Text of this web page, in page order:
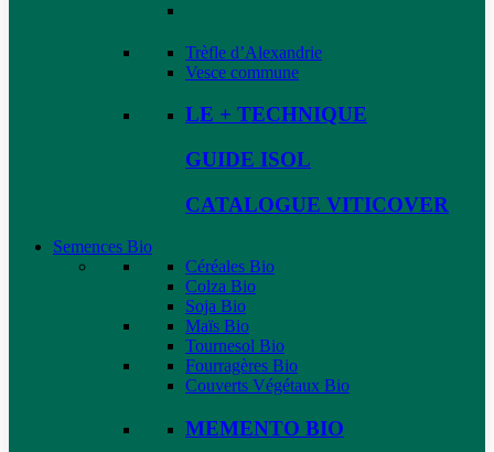
Trèfle d’Alexandrie
Vesce commune
LE + TECHNIQUE
GUIDE ISOL
CATALOGUE VITICOVER
Semences Bio
Céréales Bio
Colza Bio
Soja Bio
Maïs Bio
Tournesol Bio
Fourragères Bio
Couverts Végétaux Bio
MEMENTO BIO